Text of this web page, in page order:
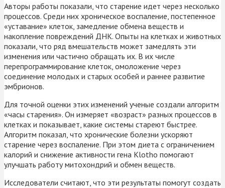
Авторы работы показали, что старение идет через несколько
процессов. Среди них хроническое воспаление, постепенное
«уставание» клеток, замедление обмена веществ и
накопление повреждений ДНК. Опыты на клетках и животных
показали, что ряд вмешательств может замедлять эти
изменения или частично обращать их. В их числе
перепрограммирование клеток, омоложение через
соединение молодых и старых особей и раннее развитие
эмбрионов.
Для точной оценки этих изменений ученые создали алгоритм
«часы старения». Он измеряет «возраст» разных процессов в
клетках и показывает, какие системы стареют быстрее.
Алгоритм показал, что хронические болезни ускоряют
старение через воспаление. При этом диета с ограничением
калорий и снижение активности гена Klotho помогают
улучшать работу митохондрий и обмен веществ.
Исследователи считают, что эти результаты помогут создать